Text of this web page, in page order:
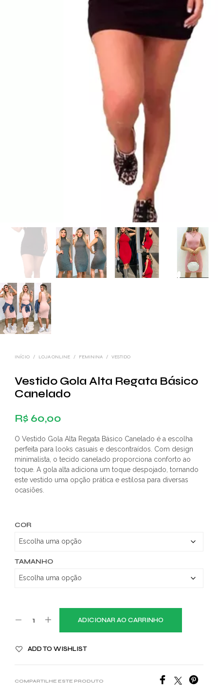
INÍCIO / LOJA ONLINE / FEMININA / VESTIDO
Vestido Gola Alta Regata Básico
Canelado
R$ 60,00
O Vestido Gola Alta Regata Básico Canelado é a escolha
perfeita para looks casuais e descontraídos. Com design
minimalista, o tecido canelado proporciona conforto ao
toque. A gola alta adiciona um toque despojado, tornando
este vestido uma opção prática e estilosa para diversas
ocasiões.
COR
TAMANHO
ADICIONAR AO CARRINHO
ADD TO WISHLIST
COMPARTILHE ESTE PRODUTO